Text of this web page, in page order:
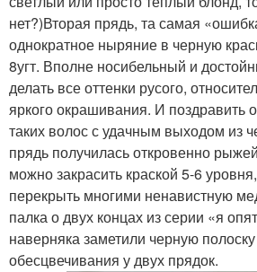
нет?)Вторая прядь, та самая
однократное ныряние в черную
8угт. Вполне носибельный и
делать все оттенки русого,
яркого окрашивания. И поздравить
таких волос с удачным выходом из
прядь получилась откровенно
можно закрасить краской 5-6
перекрыть многими ненавистную
палка о двух концах из серии «я
наверняка заметили черную
обесцвечивания у двух прядок.